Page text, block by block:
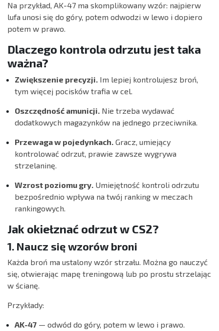
Na przykład, AK-47 ma skomplikowany wzór: najpierw
lufa unosi się do góry, potem odwodzi w lewo i dopiero
potem w prawo.
Dlaczego kontrola odrzutu jest taka
ważna?
Zwiększenie precyzji. Im lepiej kontrolujesz broń,
tym więcej pocisków trafia w cel.
Oszczędność amunicji. Nie trzeba wydawać
dodatkowych magazynków na jednego przeciwnika.
Przewaga w pojedynkach. Gracz, umiejący
kontrolować odrzut, prawie zawsze wygrywa
strzelaninę.
Wzrost poziomu gry. Umiejętność kontroli odrzutu
bezpośrednio wpływa na twój ranking w meczach
rankingowych.
Jak okiełznać odrzut w CS2?
1. Naucz się wzorów broni
Każda broń ma ustalony wzór strzału. Można go nauczyć
się, otwierając mapę treningową lub po prostu strzelając
w ścianę.
Przykłady:
AK-47 — odwód do góry, potem w lewo i prawo.